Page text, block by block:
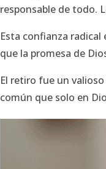
responsable de todo.
Esta confianza
que la promesa de
El retiro fue un
común que solo en